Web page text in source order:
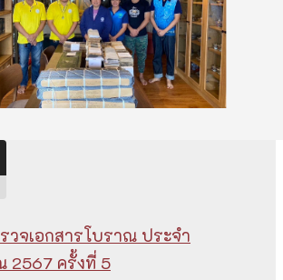
วจเอกสารโบราณ ประจำ
2567 ครั้งที่ 5